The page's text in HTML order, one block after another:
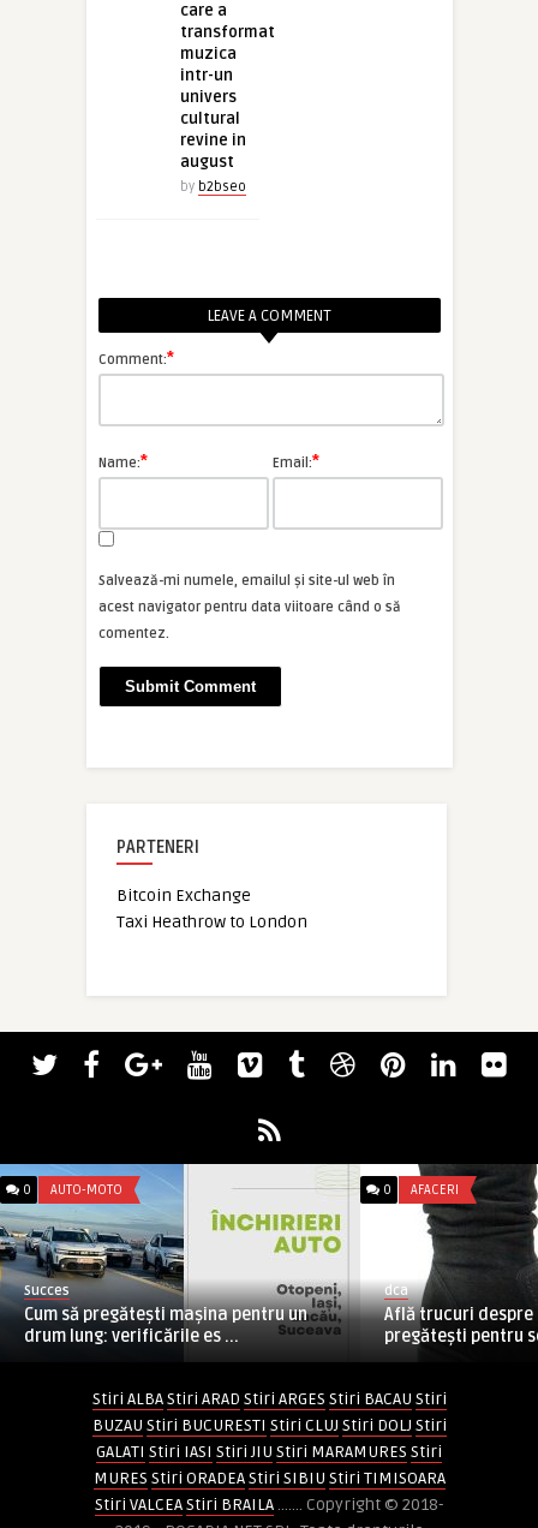
care a
transformat
muzica
intr-un
univers
cultural
revine in
august
by b2bseo
LEAVE A COMMENT
Comment:*
Name:* Email:*
Salvează-mi numele, emailul și site-ul web în
acest navigator pentru data viitoare când o să
comentez.
PARTENERI
Bitcoin Exchange
Taxi Heathrow to London
0 AUTO-MOTO
Succes
Cum să pregătești mașina pentru un
drum lung: verificările es ...
0 AFACERI
dca
Află trucuri despre
pregătești pentru
Stiri ALBA Stiri ARAD Stiri ARGES Stiri BACAU Stiri
BUZAU Stiri BUCURESTI Stiri CLUJ Stiri DOLJ Stiri
GALATI Stiri IASI Stiri JIU Stiri MARAMURES Stiri
MURES Stiri ORADEA Stiri SIBIU Stiri TIMISOARA
Stiri VALCEA Stiri BRAILA....... Copyright © 2018-